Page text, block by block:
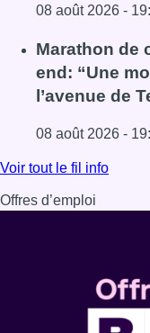
08 août 2026 -
Lire l'article Au
Marathon de
end: “Une
l’avenue de
08 août 2026 -
Lire l'article
Voir tout le fil info
Offres d’emploi